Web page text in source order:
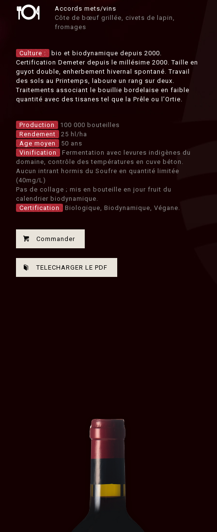
Accords mets/vins
Côte de bœuf grillée, civets de lapin,
fromages
Culture :
bio et biodynamique depuis 2000.
Certification Demeter depuis le millésime 2000. Taille en
guyot double, enherbement hivernal spontané. Travail
des sols au Printemps, laboure un rang sur deux.
Traitements associant le bouillie bordelaise en faible
quantité avec des tisanes tel que la Prêle ou l’Ortie.
Production
100 000 bouteilles
Rendement
25 hl/ha
Age moyen
50 ans
Vinification
Fermentation avec levures indigènes du
domaine, contrôle des températures en cuve béton.
Aucun intrant hormis du Soufre en quantité limitée
(40mg/L)
Pas de collage ; mis en bouteille en jour fruit du
calendrier biodynamique.
Certification
Biologique, Biodynamique, Végane.
Commander
TELECHARGER LE PDF